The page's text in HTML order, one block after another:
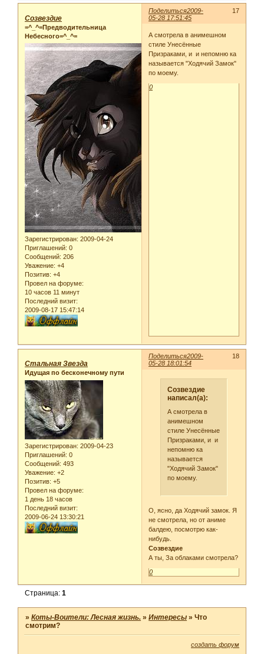
Поделиться 17
2009-
05-28 17:51:45
Созвездие
=^_^=Предводительница
Небесного=^_^=
Зарегистрирован: 2009-04-24
Приглашений: 0
Сообщений: 206
Уважение: +4
Позитив: +4
Провел на форуме:
10 часов 11 минут
Последний визит:
2009-08-17 15:47:14
А смотрела в анимешном
стиле Унесённые
Призраками, и и непомню ка
называется "Ходячий Замок"
по моему.
0
Поделиться 18
2009-
05-28 18:01:54
Стальная Звезда
Идущая по бесконечному пути
Зарегистрирован: 2009-04-23
Приглашений: 0
Сообщений: 493
Уважение: +2
Позитив: +5
Провел на форуме:
1 день 18 часов
Последний визит:
2009-06-24 13:30:21
Созвездие
написал(а):
А смотрела в
анимешном
стиле Унесённые
Призраками, и и
непомню ка
называется
"Ходячий Замок"
по моему.
О, ясно, да Ходячий замок. Я
не смотрела, но от аниме
балдею, посмотрю как-
нибудь.
Созвездие
А ты, За облаками смотрела?
0
Страница:1
»Коты-Воители: Лесная жизнь. »Интересы »Что
смотрим?
создать форум